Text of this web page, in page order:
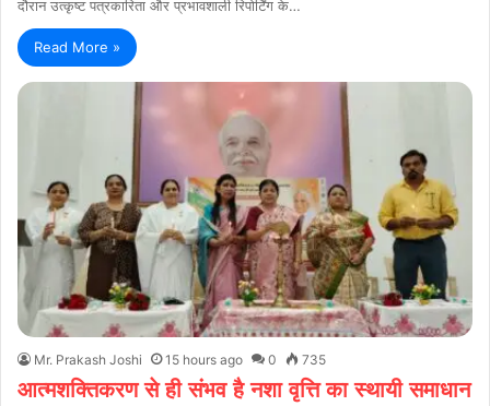
दौरान उत्कृष्ट पत्रकारिता और प्रभावशाली रिपोर्टिंग के…
Read More »
Mr. Prakash Joshi 15 hours ago 0 735
आत्मशक्तिकरण से ही संभव है नशा वृत्ति का स्थायी समाधान